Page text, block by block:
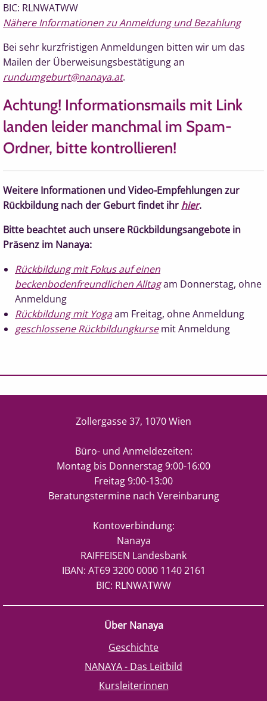
BIC: RLNWATWW
Nähere Informationen zu Anmeldung und Bezahlung
Bei sehr kurzfristigen Anmeldungen bitten wir um das
Mailen der Überweisungsbestätigung an
rundumgeburt@nanaya.at.
Achtung! Informationsmails mit Link
landen leider manchmal im Spam-
Ordner, bitte kontrollieren!
Weitere Informationen und Video-Empfehlungen zur
Rückbildung nach der Geburt findet ihr hier.
Bitte beachtet auch unsere Rückbildungsangebote in
Präsenz im Nanaya:
Rückbildung mit Fokus auf einen
beckenbodenfreundlichen Alltagam Donnerstag, ohne
Anmeldung
Rückbildung mit Yogaam Freitag, ohne Anmeldung
geschlossene Rückbildungkursemit Anmeldung
Über Nanaya
Geschichte
NANAYA - Das Leitbild
Kursleiterinnen
Zollergasse 37, 1070 Wien
Büro- und Anmeldezeiten:
Montag bis Donnerstag 9:00-16:00
Freitag 9:00-13:00
Beratungstermine nach Vereinbarung
Kontoverbindung:
Nanaya
RAIFFEISEN Landesbank
IBAN: AT69 3200 0000 1140 2161
BIC: RLNWATWW